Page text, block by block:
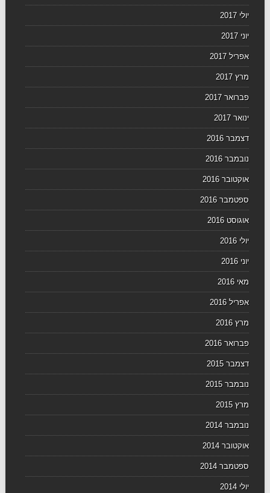
יולי 2017
יוני 2017
אפריל 2017
מרץ 2017
פברואר 2017
ינואר 2017
דצמבר 2016
נובמבר 2016
אוקטובר 2016
ספטמבר 2016
אוגוסט 2016
יולי 2016
יוני 2016
מאי 2016
אפריל 2016
מרץ 2016
פברואר 2016
דצמבר 2015
נובמבר 2015
מרץ 2015
נובמבר 2014
אוקטובר 2014
ספטמבר 2014
יולי 2014